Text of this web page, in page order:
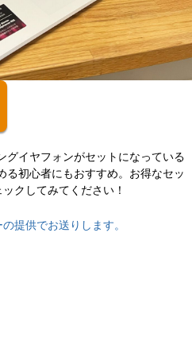
イヤフォンがセットになっている
る初心者にもおすすめ。お得なセッ
クしてみてください！
提供でお送りします。